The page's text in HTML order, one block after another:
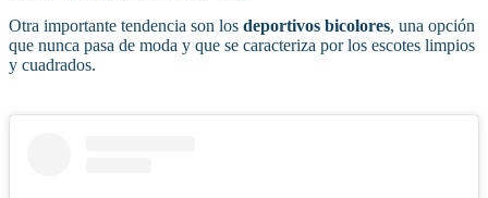
Otra importante tendencia son los deportivos bicolores, una opción
que nunca pasa de moda y que se caracteriza por los escotes limpios
y cuadrados.